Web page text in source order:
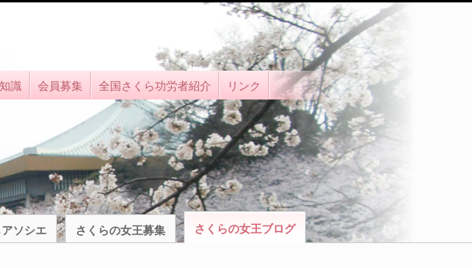
識 会員募集 全国さくら功労者紹介 リンク
ソシエ さくらの女王募集 さくらの女王ブログ